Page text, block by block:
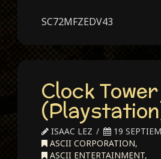
SC72MFZEDV43
Clock Tower
ISAAC LEZ
19
ASCII CORPORATION,
ASCII ENTERTAINMENT,